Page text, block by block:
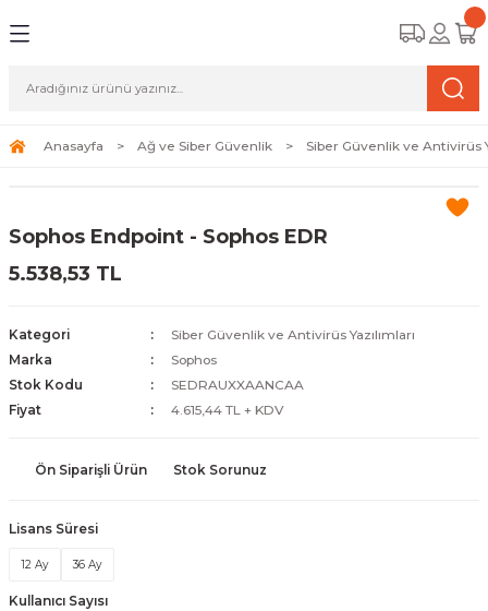
Sistemleri
Sistemleri (Network Kameraları)
ve Depolama Çözümleri
Kamera Lisansları
Güvenlik
Duvarı) Cihazları
Ağ Yönlendiricileri
Antivirüs Yazılımları
ve Depolama Ürünleri
SSD
Merkezi Altyapısı
İzleme
Anasayfa Ağ ve Siber Güvenlik Siber Güvenlik ve Antivirüs
Sophos Endpoint - Sophos EDR
5.538,53 TL
Kategori
Siber Güvenlik ve Antivirüs Yazılımları
Marka
Sophos
Stok Kodu
SEDRAUXXAANCAA
Fiyat
4.615,44 TL + KDV
Ön Siparişli Ürün Stok Sorunuz
Lisans Süresi
12 Ay 36 Ay
Kullanıcı Sayısı